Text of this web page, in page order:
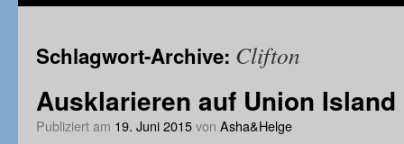
Schlagwort-Archive: Clifton
Ausklarieren auf Union Island
Publiziert am 19. Juni 2015von Asha&Helge